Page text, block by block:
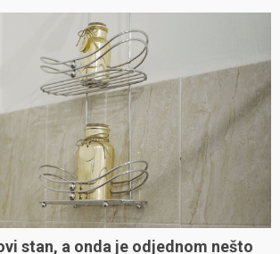
stan, a onda je odjednom nešto